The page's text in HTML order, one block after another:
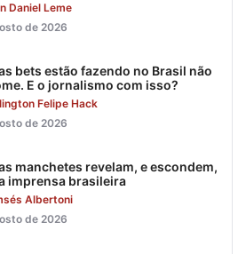
Daniel Leme
de 2026
bets estão fazendo no Brasil não
E o jornalismo com isso?
Felipe Hack
de 2026
manchetes revelam, e escondem,
imprensa brasileira
Albertoni
de 2026